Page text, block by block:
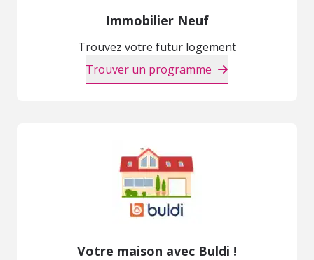
Immobilier Neuf
Trouvez votre futur logement
Trouver un programme
Votre maison avec Buldi !